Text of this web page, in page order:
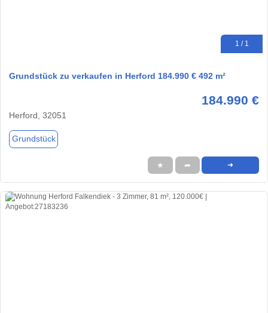
1 / 1
Grundstück zu verkaufen in Herford 184.990 € 492 m²
184.990 €
Herford, 32051
Grundstück
★ ➦ ➜